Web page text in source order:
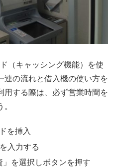
（キャッシング機能）を使
連の流れと借入機の使い方を
用する際は、必ず営業時間を
を挿入
入力する
を選択しボタンを押す